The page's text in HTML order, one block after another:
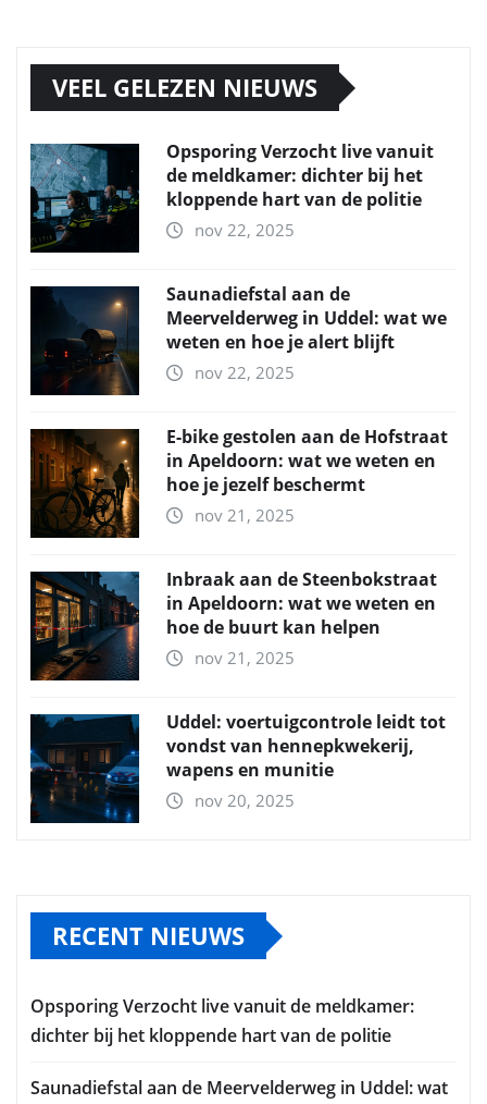
VEEL GELEZEN NIEUWS
Opsporing Verzocht live vanuit
de meldkamer: dichter bij het
kloppende hart van de politie
nov 22, 2025
Saunadiefstal aan de
Meervelderweg in Uddel: wat we
weten en hoe je alert blijft
nov 22, 2025
E-bike gestolen aan de Hofstraat
in Apeldoorn: wat we weten en
hoe je jezelf beschermt
nov 21, 2025
Inbraak aan de Steenbokstraat
in Apeldoorn: wat we weten en
hoe de buurt kan helpen
nov 21, 2025
Uddel: voertuigcontrole leidt tot
vondst van hennepkwekerij,
wapens en munitie
nov 20, 2025
RECENT NIEUWS
Opsporing Verzocht live vanuit de meldkamer:
dichter bij het kloppende hart van de politie
Saunadiefstal aan de Meervelderweg in Uddel: wat